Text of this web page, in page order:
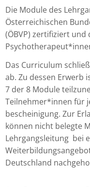
Die Module des
Österreichischen
(ÖBVP) zertifiziert
Das Curriculum
ab. Zu dessen Erwerb
7 der 8 Module
Teilnehmer*innen für
bescheinigung. Zur
können nicht belegte
Lehrgangsleitung bei
Deutschland